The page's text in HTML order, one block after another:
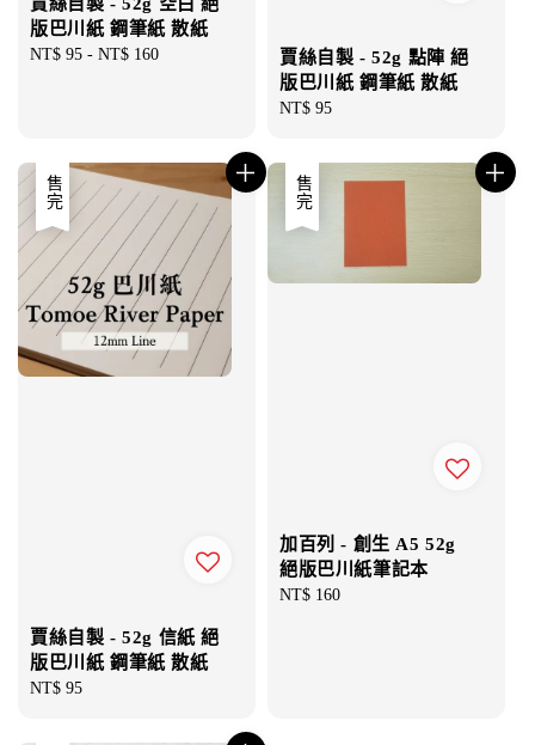
賈絲自製 - 52g 空白 絕
版巴川紙 鋼筆紙 散紙
Regular
NT$ 95 - NT$ 160
賈絲自製 - 52g 點陣 絕
版巴川紙 鋼筆紙 散紙
Regular
NT$ 95
售完
賈絲自製 - 52g 信紙 絕
版巴川紙 鋼筆紙 散紙
Regular
NT$ 95
售完
加百列 - 創生 A5 52g
絕版巴川紙筆記本
Regular
NT$ 160